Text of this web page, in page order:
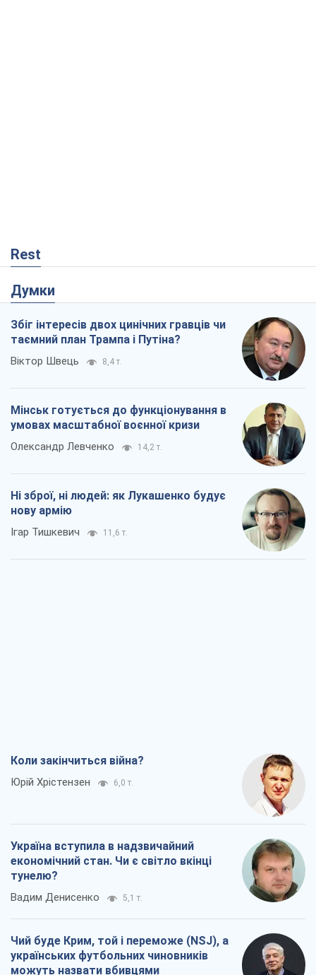
Rest
Думки
Збіг інтересів двох цинічних гравців чи
таємний план Трампа і Путіна?
Віктор Швець 8,4 т.
Мінськ готується до функціонування в
умовах масштабної воєнної кризи
Олександр Левченко 14,2 т.
Ні зброї, ні людей: як Лукашенко будує
нову армію
Ігар Тишкевич 11,6 т.
Коли закінчиться війна?
Юрій Хрістензен 6,0 т.
Україна вступила в надзвичайний
економічний стан. Чи є світло вкінці
тунелю?
Вадим Денисенко 5,1 т.
Чий буде Крим, той і переможе (NSJ), а
українських футбольних чиновників
можуть назвати вбивцями